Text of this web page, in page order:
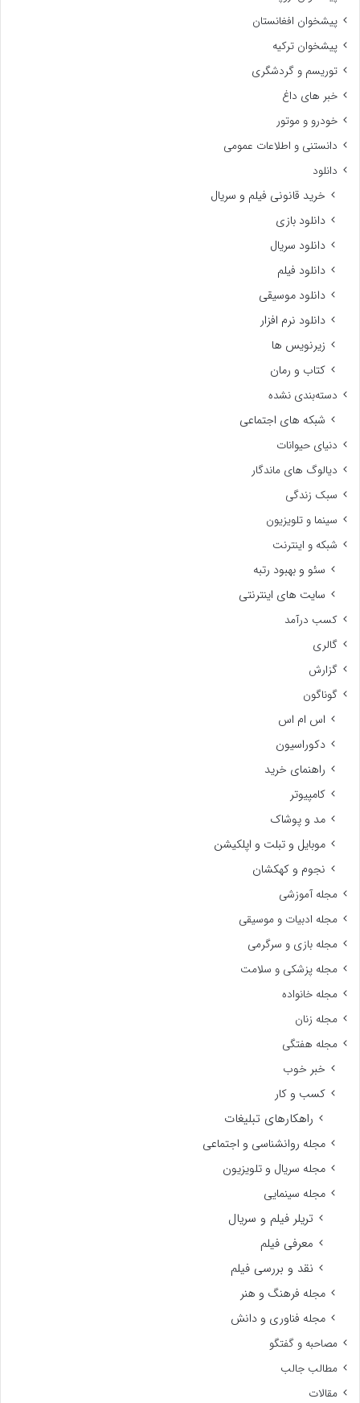
پیشخوان افغانستان
پیشخوان ترکیه
توریسم و گردشگری
خبر های داغ
خودرو و موتور
دانستنی و اطلاعات عمومی
دانلود
خرید قانونی فیلم و سریال
دانلود بازی
دانلود سریال
دانلود فیلم
دانلود موسیقی
دانلود نرم افزار
زیرنویس ها
کتاب و رمان
دسته‌بندی نشده
شبکه های اجتماعی
دنیای حیوانات
دیالوگ های ماندگار
سبک زندگی
سینما و تلویزیون
شبکه و اینترنت
سئو و بهبود رتبه
سایت های اینترنتی
کسب درآمد
گالری
گزارش
گوناگون
اس ام اس
دکوراسیون
راهنمای خرید
کامپیوتر
مد و پوشاک
موبایل و تبلت و اپلکیشن
نجوم و کهکشان
مجله آموزشی
مجله ادبیات و موسیقی
مجله بازی و سرگرمی
مجله پزشکی و سلامت
مجله خانواده
مجله زنان
مجله هفتگی
خبر خوب
کسب و کار
راهکارهای تبلیغات
مجله روانشناسی و اجتماعی
مجله سریال و تلویزیون
مجله سینمایی
تریلر فیلم و سریال
معرفی فیلم
نقد و بررسی فیلم
مجله فرهنگ و هنر
مجله فناوری و دانش
مصاحبه و گفتگو
مطالب جالب
مقالات